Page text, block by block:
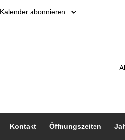
Kalender abonnieren
Kontakt Öffnungszeiten